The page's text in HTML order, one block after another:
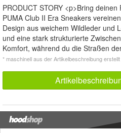
PRODUCT STORY <p>Bring
PUMA Club II Era Sneakers
Design aus weichem Wildleder und
und eine stark strukturierte
Komfort, während du die Straßen
* maschinell aus der Artikelbeschreibung erstellt